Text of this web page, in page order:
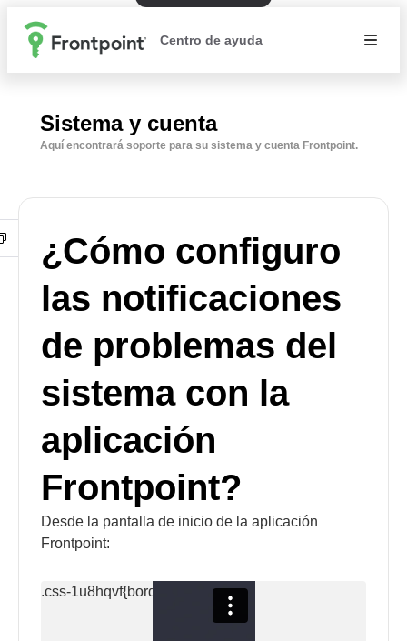
Centro de ayuda
Sistema y cuenta
Aquí encontrará soporte para su sistema y cuenta Frontpoint.
¿Cómo configuro
las notificaciones
de problemas del
sistema con la
aplicación
Frontpoint?
Desde la pantalla de inicio de la aplicación
Frontpoint: